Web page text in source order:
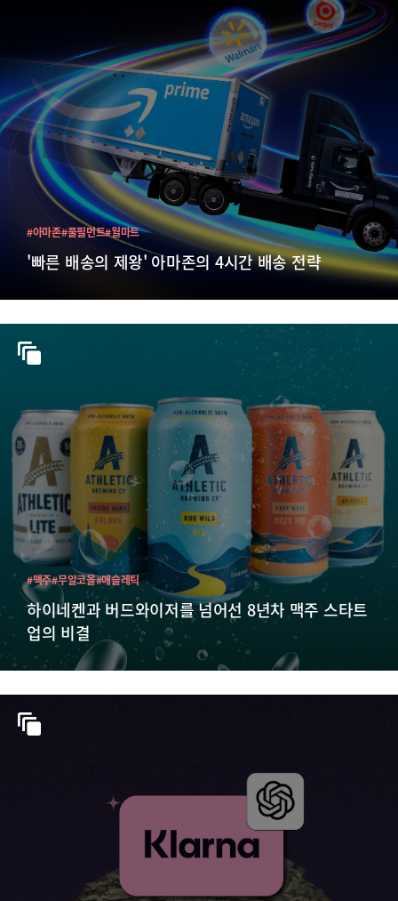
'빠른 배송의 제왕' 아마존의 4시간 배송 전략
#아마존#풀필먼트#월마트
하이네켄과 버드와이저를 넘어선 8년차 맥주 스타트
업의 비결
#맥주#무알코올#애슬레틱